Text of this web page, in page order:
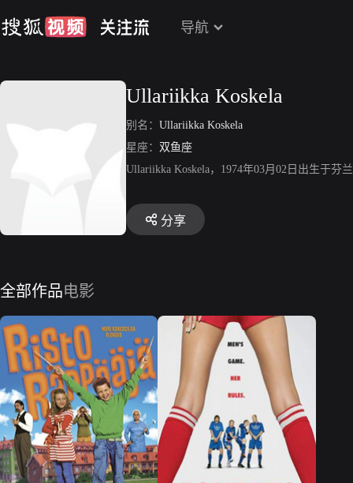
导航
Ullariikka Koskela
别名： Ullariikka Koskela
星座： 双鱼座
Ullariikka Koskela，1974年03月02日出生于芬
分享
全部作品电影